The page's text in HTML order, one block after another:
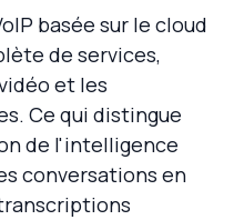
basée sur le cloud
de services,
et les
Ce qui distingue
de l'intelligence
conversations en